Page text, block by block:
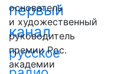
первый
канал
русское
основатель
и художественный
руководитель
премии Рос.
академии